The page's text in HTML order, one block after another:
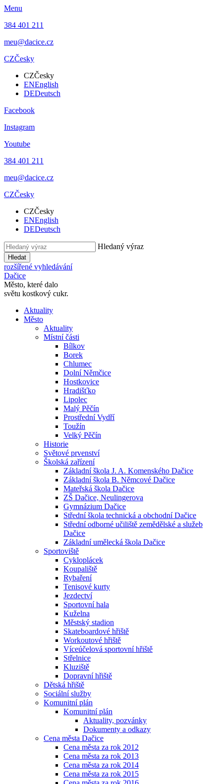
Menu
384 401 211
meu@dacice.cz
CZČesky
CZČesky
ENEnglish
DEDeutsch
Facebook
Instagram
Youtube
384 401 211
meu@dacice.cz
CZČesky
CZČesky
ENEnglish
DEDeutsch
Hledaný výraz
Hledat
rozšířené vyhledávání
Dačice
Město, které dalo
světu kostkový cukr.
Aktuality
Město
Aktuality
Místní části
Bílkov
Borek
Chlumec
Dolní Němčice
Hostkovice
Hradišťko
Lipolec
Malý Pěčín
Prostřední Vydří
Toužín
Velký Pěčín
Historie
Světové prvenství
Školská zařízení
Základní škola J. A. Komenského Dačice
Základní škola B. Němcové Dačice
Mateřská škola Dačice
ZŠ Dačice, Neulingerova
Gymnázium Dačice
Střední škola technická a obchodní Dačice
Střední odborné učiliště zemědělské a služeb
Dačice
Základní umělecká škola Dačice
Sportoviště
Cykloplácek
Koupaliště
Rybaření
Tenisové kurty
Jezdectví
Sportovní hala
Kuželna
Městský stadion
Skateboardové hřiště
Workoutové hřiště
Víceúčelová sportovní hřiště
Střelnice
Kluziště
Dopravní hřiště
Dětská hřiště
Sociální služby
Komunitní plán
Komunitní plán
Aktuality, pozvánky
Dokumenty a odkazy
Cena města Dačice
Cena města za rok 2012
Cena města za rok 2013
Cena města za rok 2014
Cena města za rok 2015